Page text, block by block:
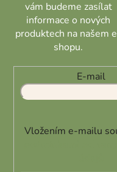
vám budeme zasílat
informace o nových
produktech na našem
shopu.
E-mail
Vložením e-mailu